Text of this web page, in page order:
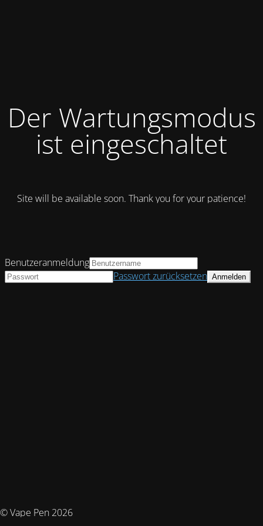
Der Wartungsmodus
ist eingeschaltet
Site will be available soon. Thank you for your patience!
© Vape Pen 2026
Benutzeranmeldung
Passwort zurücksetzen